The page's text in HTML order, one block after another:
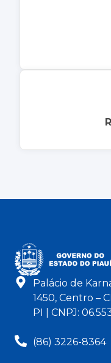
Palácio de
1450, Centro –
PI | CNPJ:
(86) 3226-8364